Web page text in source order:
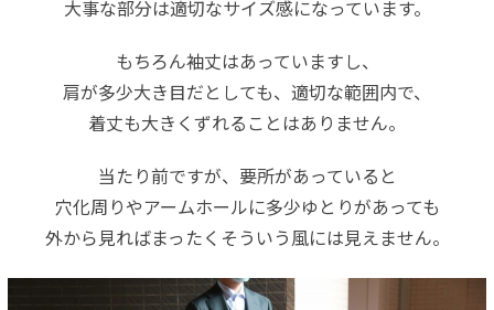
大事な部分は適切なサイズ感になっています。
もちろん袖丈はあっていますし、
肩が多少大き目だとしても、適切な範囲内で、
着丈も大きくずれることはありません。
当たり前ですが、要所があっていると
穴化周りやアームホールに多少ゆとりがあっても
外から見ればまったくそういう風には見えません。